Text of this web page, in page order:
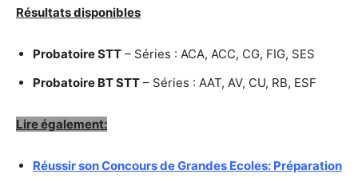
Résultats disponibles
Probatoire STT – Séries : ACA, ACC, CG, FIG, SES
Probatoire BT STT – Séries : AAT, AV, CU, RB, ESF
Lire également:
Réussir son Concours de Grandes Ecoles: Préparation